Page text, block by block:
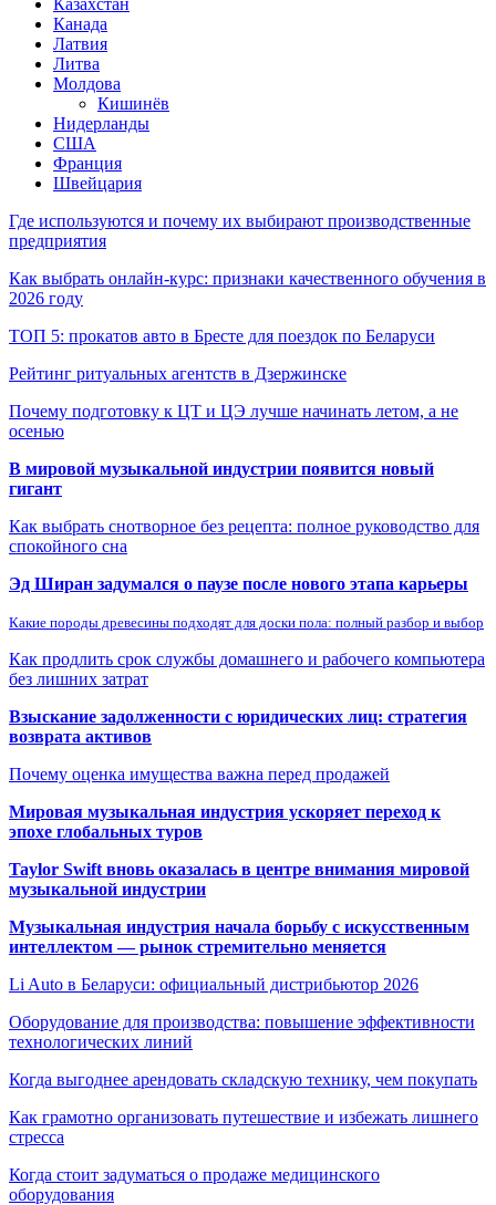
Казахстан
Канада
Латвия
Литва
Молдова
Кишинёв
Нидерланды
США
Франция
Швейцария
Где используются и почему их выбирают производственные
предприятия
Как выбрать онлайн-курс: признаки качественного обучения в
2026 году
ТОП 5: прокатов авто в Бресте для поездок по Беларуси
Рейтинг ритуальных агентств в Дзержинске
Почему подготовку к ЦТ и ЦЭ лучше начинать летом, а не
осенью
В мировой музыкальной индустрии появится новый
гигант
Как выбрать снотворное без рецепта: полное руководство для
спокойного сна
Эд Ширан задумался о паузе после нового этапа карьеры
Какие породы древесины подходят для доски пола: полный разбор и выбор
Как продлить срок службы домашнего и рабочего компьютера
без лишних затрат
Взыскание задолженности с юридических лиц: стратегия
возврата активов
Почему оценка имущества важна перед продажей
Мировая музыкальная индустрия ускоряет переход к
эпохе глобальных туров
Taylor Swift вновь оказалась в центре внимания мировой
музыкальной индустрии
Музыкальная индустрия начала борьбу с искусственным
интеллектом — рынок стремительно меняется
Li Auto в Беларуси: официальный дистрибьютор 2026
Оборудование для производства: повышение эффективности
технологических линий
Когда выгоднее арендовать складскую технику, чем покупать
Как грамотно организовать путешествие и избежать лишнего
стресса
Когда стоит задуматься о продаже медицинского
оборудования